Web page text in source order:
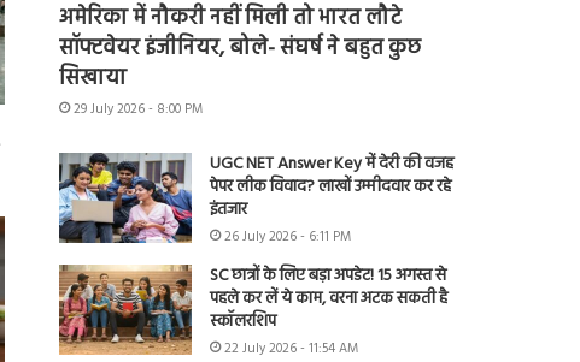
अमेरिका में नौकरी नहीं मिली तो भारत लौटे
सॉफ्टवेयर इंजीनियर, बोले- संघर्ष ने बहुत कुछ
सिखाया
29 July 2026 - 8:00 PM
UGC NET Answer Key में देरी की वजह
पेपर लीक विवाद? लाखों उम्मीदवार कर रहे
इंतजार
26 July 2026 - 6:11 PM
SC छात्रों के लिए बड़ा अपडेट! 15 अगस्त से
पहले कर लें ये काम, वरना अटक सकती है
स्कॉलरशिप
22 July 2026 - 11:54 AM